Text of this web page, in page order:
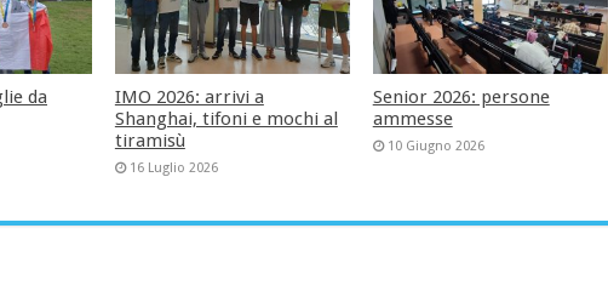
da
IMO 2026: arrivi a
Shanghai, tifoni e mochi al
tiramisù
16 Luglio 2026
Senior 2026: persone
ammesse
10 Giugno 2026